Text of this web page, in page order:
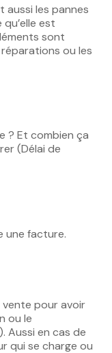
aussi les pannes
est
sont
ou les
? Et combien ça
(Délai de
une facture.
vente pour avoir
ou le
Aussi en cas de
qui se charge ou